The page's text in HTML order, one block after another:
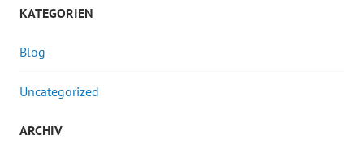
KATEGORIEN
Blog
Uncategorized
ARCHIV